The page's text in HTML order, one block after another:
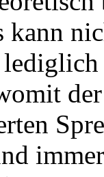
kann